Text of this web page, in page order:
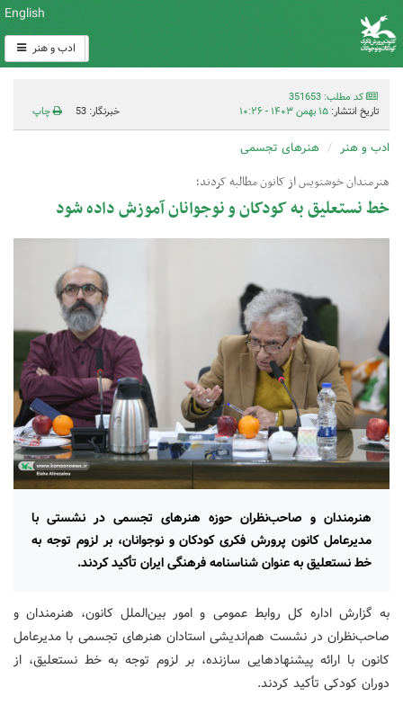
English
ادب و هنر
کد مطلب: 351653
تاریخ انتشار: ۱۵ بهمن ۱۴۰۳ - ۱۰:۲۶ خبرنگار: 53 چاپ
ادب و هنر هنرهای تجسمی
هنرمندان خوشنویس از کانون مطالبه کردند؛
خط نستعلیق به کودکان و نوجوانان آموزش داده شود
هنرمندان و صاحب‌نظران حوزه هنرهای تجسمی در نشستی با
مدیرعامل کانون پرورش فکری کودکان و نوجوانان، بر لزوم توجه به
خط نستعلیق به عنوان شناسنامه فرهنگی ایران تأکید کردند.
به گزارش اداره کل روابط عمومی و امور بین‌الملل کانون، هنرمندان و
صاحب‌نظران در نشست هم‌اندیشی استادان هنرهای تجسمی با مدیرعامل
کانون با ارائه پیشنهادهایی سازنده، بر لزوم توجه به خط نستعلیق، از
دوران کودکی تأکید کردند.